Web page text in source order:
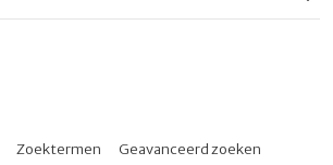
Zoektermen Geavanceerd zoeken